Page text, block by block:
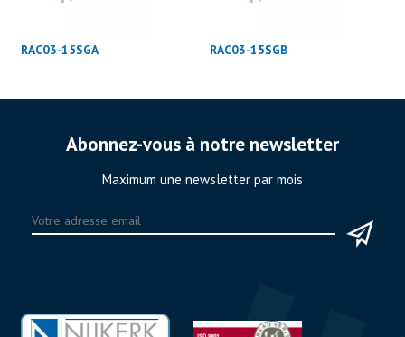
RAC03-15SGA RAC03-15SGB
Abonnez-vous à notre newsletter
Maximum une newsletter par mois